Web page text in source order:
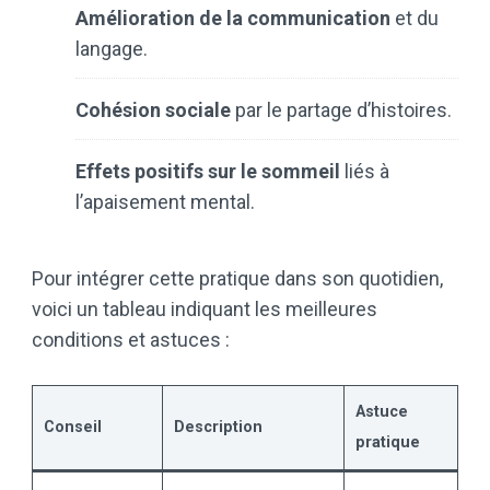
Amélioration de la communication et du
langage.
Cohésion sociale par le partage d’histoires.
Effets positifs sur le sommeil
liés à
l’apaisement mental.
Pour intégrer cette pratique dans son quotidien,
voici un tableau indiquant les meilleures
conditions et astuces :
Conseil Description
Astuce
pratique